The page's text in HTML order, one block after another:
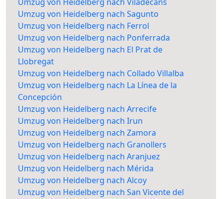
Umzug von Heidelberg nach Sagunto
Umzug von Heidelberg nach Ferrol
Umzug von Heidelberg nach Ponferrada
Umzug von Heidelberg nach El Prat de
Llobregat
Umzug von Heidelberg nach Collado Villalba
Umzug von Heidelberg nach La Línea de la
Concepción
Umzug von Heidelberg nach Arrecife
Umzug von Heidelberg nach Irun
Umzug von Heidelberg nach Zamora
Umzug von Heidelberg nach Granollers
Umzug von Heidelberg nach Aranjuez
Umzug von Heidelberg nach Mérida
Umzug von Heidelberg nach Alcoy
Umzug von Heidelberg nach San Vicente del